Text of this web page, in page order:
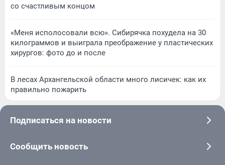
со счастливым концом
«Меня исполосовали всю». Сибирячка похудела на 30
килограммов и выиграла преображение у пластических
хирургов: фото до и после
В лесах Архангельской области много лисичек: как их
правильно пожарить
Подписаться на новости
Сообщить новость